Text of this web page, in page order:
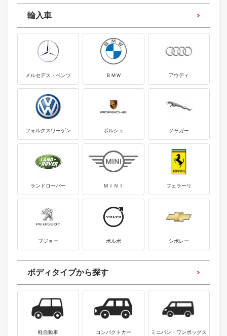
輸入車
メルセデス・ベンツ ＢＭＷ アウディ
フォルクスワーゲン ポルシェ ジャガー
ランドローバー ＭＩＮＩ フェラーリ
プジョー ボルボ シボレー
ボディタイプから探す
軽自動車 コンパクトカー ミニバン・ワンボックス